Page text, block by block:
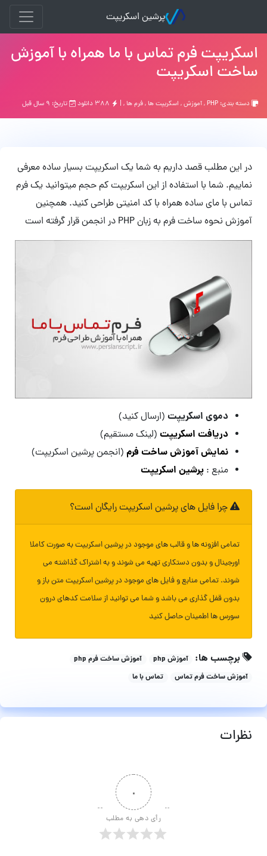
پرشین اسکریپت
اسکریپت فرم تماس با ما همراه با آموزش
ساخت اسکریپت
دسته بندی: PHP
,آموزش, اسکریپت ها,فرم ها, | تاریخ: ۹ سال قبل
در این مطلب قصد داریم به شما یک اسکریپت بسیار ساده معرفی
نماییم. شما با استفاده از این اسکریپت کم حجم میتوانید یک فرم
تماس با مای ساده همراه با کد امنیتی طراحی کنید. همچنین
آموزش نحوه ساخت فرم به زبان PHP در انجمن قرار گرفته است
دموی اسکریپت (ارسال کنید)
دریافت اسکریپت (لینک مستقیم)
نمایش آموزش ساخت فرم (انجمن پرشین اسکریپت)
منبع : پرشین اسکریپت
چرا فایل های پرشین اسکریپت رایگان است؟
تمامی افزونه ها و قالب های موجود در پرشین اسکریپت به صورت کاملا
اورجینال و بدون دستکاری تهیه می شوند و به اشتراک گذاشته می
شوند. تمامی منابع و فایل های موجود در پرشین اسکریپت متن باز و
بدون قفل گذاری می باشد و شما می توانید از سلامت کدهای درون
سورس ها اطمینان حاصل کنید
برچسب ها: آموزش php
آموزش ساخت فرم php
آموزش ساخت فرم تماس
تماس با ما
نظرات
۰
رأی دهی به مطلب